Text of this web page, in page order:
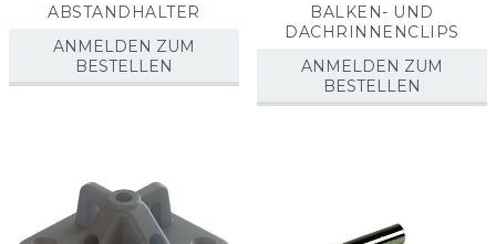
ABSTANDHALTER
ANMELDEN ZUM
BESTELLEN
BALKEN- UND
DACHRINNENCLIPS
ANMELDEN ZUM
BESTELLEN